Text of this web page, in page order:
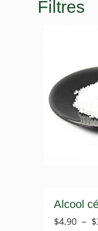
Filtres
Alcool
$4.90 – $